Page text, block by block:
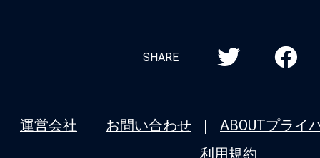
SHARE
運営会社 お問い合わせ ABOUTプライ
利用規約